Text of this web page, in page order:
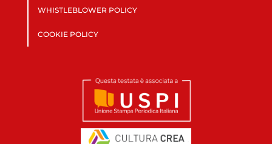
WHISTLEBLOWER POLICY
COOKIE POLICY